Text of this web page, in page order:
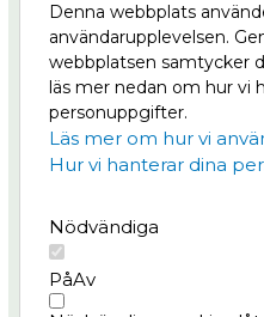
Denna webbplats
användarupplevelsen.
webbplatsen samtycker
läs mer nedan om hur vi
personuppgifter.
Läs mer om hur vi
Hur vi hanterar dina
Nödvändiga
PåAv
Masthuggkajen är en
Nordens största
centrala Göteborg ska
båda sidor om älven.
på Göteborg växer.
Projektet
Nyheter
Bygg- och trafikinfo